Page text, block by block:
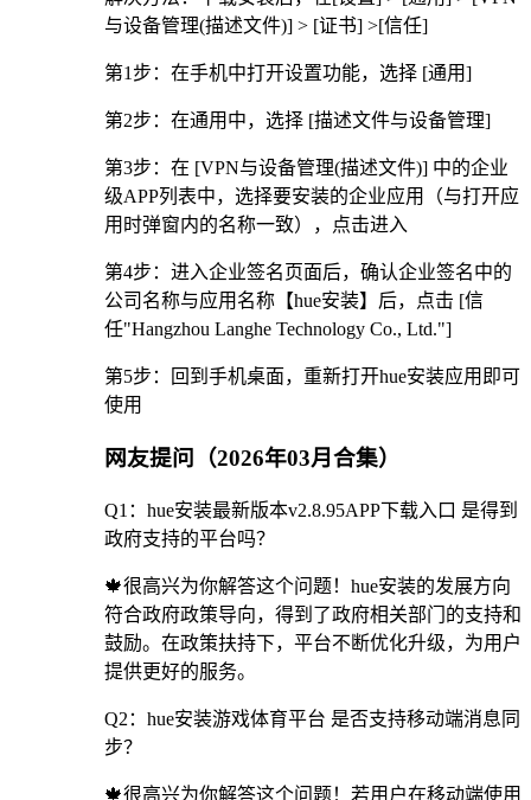
与设备管理(描述文件)] > [证书] >[信任]
第1步：在手机中打开设置功能，选择 [通用]
第2步：在通用中，选择 [描述文件与设备管理]
第3步：在 [VPN与设备管理(描述文件)] 中的企业
级APP列表中，选择要安装的企业应用（与打开应
用时弹窗内的名称一致），点击进入
第4步：进入企业签名页面后，确认企业签名中的
公司名称与应用名称【hue安装】后，点击 [信
任"Hangzhou Langhe Technology Co., Ltd."]
第5步：回到手机桌面，重新打开hue安装应用即可
使用
网友提问（2026年03月合集）
Q1：hue安装最新版本v2.8.95APP下载入口 是得到
政府支持的平台吗？
🍁很高兴为你解答这个问题！hue安装的发展方向
符合政府政策导向，得到了政府相关部门的支持和
鼓励。在政策扶持下，平台不断优化升级，为用户
提供更好的服务。
Q2：hue安装游戏体育平台 是否支持移动端消息同
步？
🍁很高兴为你解答这个问题！若用户在移动端使用